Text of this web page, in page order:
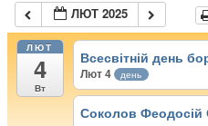
ЛЮТ 2025
ЛЮТ
4
Вт
Всесвітній день
Лют 4 день
Соколов